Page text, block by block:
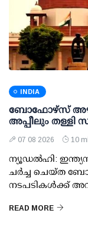
INDIA
ബോഫോഴ്സ്
അപ്പീലും തള്ളി
07 08 2026 10
ന്യൂഡല്‍ഹി: ഇന്ത്യന്‍
ചര്‍ച്ച ചെയ്ത
നടപടികള്‍ക്ക്
READ MORE